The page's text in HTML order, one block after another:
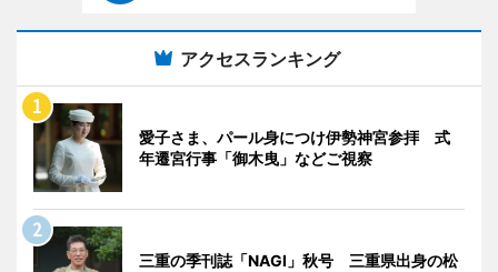
アクセスランキング
愛子さま、パール身につけ伊勢神宮参拝 式
年遷宮行事「御木曳」などご視察
三重の季刊誌「NAGI」秋号 三重県出身の松